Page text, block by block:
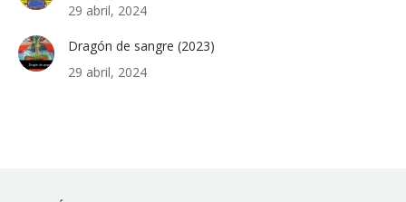
29 abril, 2024
Dragón de sangre (2023)
29 abril, 2024